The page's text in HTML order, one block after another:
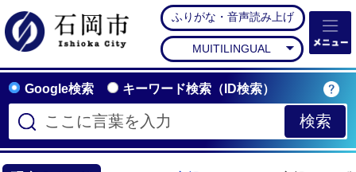
石岡市公式ホームペー
ふりがな・音声読み上げ
MUITILINGUAL
Google検索 キーワード検索（ID検索）